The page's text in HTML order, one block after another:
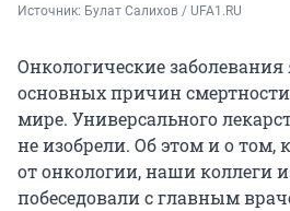
Источник: Булат Салихов / UFA1.RU
Онкологические
основных причин
мире. Универсального
не изобрели. Об этом и о том,
от онкологии, наши коллеги
побеседовали с главным